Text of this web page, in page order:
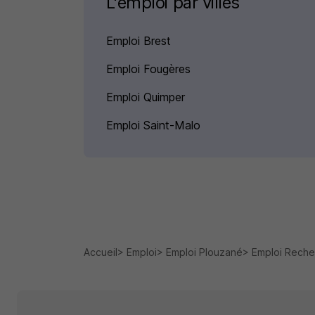
Emploi Brest
Emploi Fougères
Emploi Quimper
Emploi Saint-Malo
Accueil Emploi Emploi Plouzané Emploi